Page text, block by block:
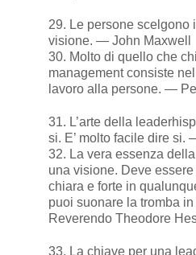
29. Le persone scelgono
visione. — John Maxwell
30. Molto di quello che
management consiste
lavoro alla persone. —
31. L’arte della
si. E’ molto facile dire si.
32. La vera essenza
una visione. Deve
chiara e forte in
puoi suonare la tromba
Reverendo Theodore
33. La chiave per una